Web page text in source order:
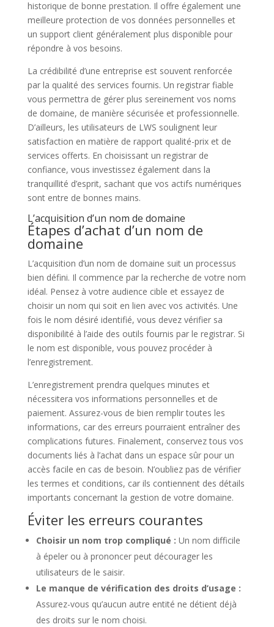
historique de bonne prestation. Il offre également une
meilleure protection de vos données personnelles et
un support client généralement plus disponible pour
répondre à vos besoins.
La crédibilité d’une entreprise est souvent renforcée
par la qualité des services fournis. Un registrar fiable
vous permettra de gérer plus sereinement vos noms
de domaine, de manière sécurisée et professionnelle.
D’ailleurs, les utilisateurs de LWS soulignent leur
satisfaction en matière de rapport qualité-prix et de
services offerts. En choisissant un registrar de
confiance, vous investissez également dans la
tranquillité d’esprit, sachant que vos actifs numériques
sont entre de bonnes mains.
L’acquisition d’un nom de domaine
Étapes d’achat d’un nom de
domaine
L’acquisition d’un nom de domaine suit un processus
bien défini. Il commence par la recherche de votre nom
idéal. Pensez à votre audience cible et essayez de
choisir un nom qui soit en lien avec vos activités. Une
fois le nom désiré identifié, vous devez vérifier sa
disponibilité à l’aide des outils fournis par le registrar. Si
le nom est disponible, vous pouvez procéder à
l’enregistrement.
L’enregistrement prendra quelques minutes et
nécessitera vos informations personnelles et de
paiement. Assurez-vous de bien remplir toutes les
informations, car des erreurs pourraient entraîner des
complications futures. Finalement, conservez tous vos
documents liés à l’achat dans un espace sûr pour un
accès facile en cas de besoin. N’oubliez pas de vérifier
les termes et conditions, car ils contiennent des détails
importants concernant la gestion de votre domaine.
Éviter les erreurs courantes
Choisir un nom trop compliqué : Un nom difficile
à épeler ou à prononcer peut décourager les
utilisateurs de le saisir.
Le manque de vérification des droits d’usage :
Assurez-vous qu’aucun autre entité ne détient déjà
des droits sur le nom choisi.